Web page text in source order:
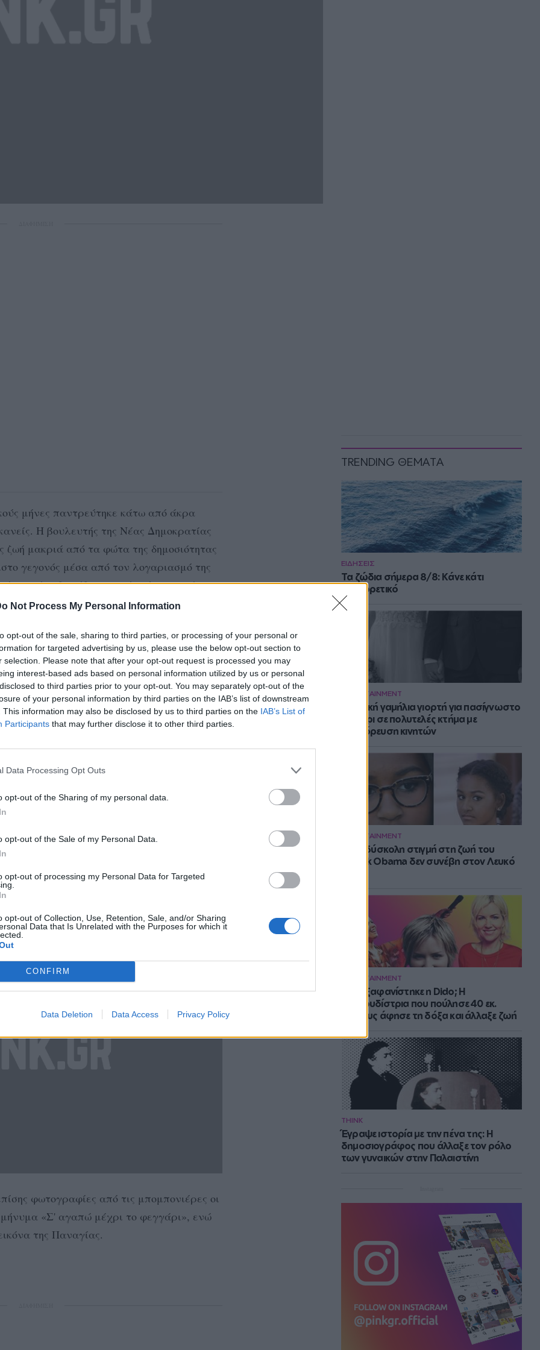
Not Process My Personal Information
opt-out of the sale, sharing to third parties, or processing of your personal or
for targeted advertising by us, please use the below opt-out section to
selection. Please note that after your opt-out request is processed you may
interest-based ads based on personal information utilized by us or personal
to third parties prior to your opt-out. You may separately opt-out of the
of your personal information by third parties on the IAB’s list of downstream
This information may also be disclosed by us to third parties on the IAB’s List of
Participants that may further disclose it to other third parties.
Data Processing Opt Outs
opt-out of the Sharing of my personal data.
opt-out of the Sale of my Personal Data.
opt-out of processing my Personal Data for Targeted
opt-out of Collection, Use, Retention, Sale, and/or Sharing
Data that Is Unrelated with the Purposes for which it
CONFIRM
Data Deletion Data Access Privacy Policy
TRENDING ΘΕΜΑΤΑ
ΕΙΔΗΣΕΙΣ
Τα ζώδια σήμερα 8/8: Κάνε κάτι
διαφορετικό
ENTERTAINMENT
Μυστική γαμήλια γιορτή για πασίγνωστο
ζευγάρι σε πολυτελές κτήμα με
απαγόρευση κινητών
ENTERTAINMENT
Η πιο δύσκολη στιγμή στη ζωή του
Barack Obama δεν συνέβη στον Λευκό
ENTERTAINMENT
Πού εξαφανίστηκε η Dido; Η
τραγουδίστρια που πούλησε 40 εκ.
δίσκους άφησε τη δόξα και άλλαξε ζωή
THINK
Έγραψε ιστορία με την πένα της: Η
δημοσιογράφος που άλλαξε τον ρόλο
των γυναικών στην Παλαιστίνη
μήνες παντρεύτηκε κάτω από άκρα
Η βουλευτής της Νέας Δημοκρατίας
ζωή μακριά από τα φώτα της δημοσιότητας
γεγονός μέσα από τον λογαριασμό της
ωστόσο δεν έδωσε καμία πληροφορία για
όπως επίσης μέσα από τη
και το πρόσωπό του. Σύμφωνα
Έλενας Ράπτη ονομάζεται Κίμωνας
της ασφάλεια.
ο γάμος
Θεσσαλονίκης μακριά από τα φώτα
να μάθει το παραμικρό. Οι
Έλενα να μην επιθυμεί να δώσει
της προεκλογική περιόδου.
πανέμορφη στιγμή της ζωής μου. Πριν
κι εγώ ενωθήκαμε με το Ιερό Μυστήριο
ακριβώς το είχαμε ονειρευτεί. Σε πολύ
στο Θεό να μας χαρίσει έναν
αγάπη, σεβασμό και πίστη», έγραψε η ίδια
φωτογραφίες από τις μπομπονιέρες οι
μήνυμα «Σ' αγαπώ μέχρι το φεγγάρι», ενώ
της Παναγίας.